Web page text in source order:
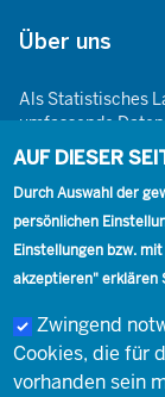
Über uns
Als Statistisches
umfassende
Gegebenheiten.
Objektivität,
statistischen
Footer
Kontakt
Kontakt
Social
AUF DIESER
Durch Auswahl der
persönlichen
Einstellungen bzw.
akzeptieren" erklären
Zwingend
Cookies, die für
vorhanden sein